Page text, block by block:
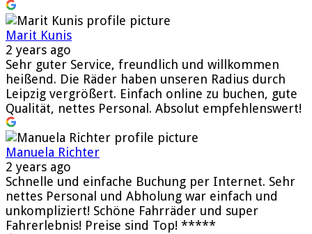
Marit Kunis
2 years ago
Sehr guter Service, freundlich und willkommen
heißend. Die Räder haben unseren Radius durch
Leipzig vergrößert. Einfach online zu buchen, gute
Qualität, nettes Personal. Absolut empfehlenswert!
Manuela Richter
2 years ago
Schnelle und einfache Buchung per Internet. Sehr
nettes Personal und Abholung war einfach und
unkompliziert! Schöne Fahrräder und super
Fahrerlebnis! Preise sind Top! *****